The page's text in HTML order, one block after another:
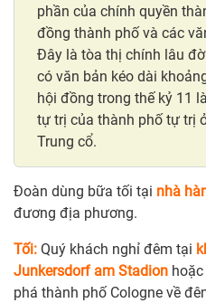
phần của chính quyền
đồng thành phố và các
Đây là tòa thị chính lâu
có văn bản kéo dài
hội đồng trong thế kỷ 11
tự trị của thành phố tự trị
Trung cổ.
Đoàn dùng bữa tối tại nhà
đương địa phương.
Tối: Quý khách nghỉ đêm tại
Junkersdorf am Stadion
phá thành phố Cologne về